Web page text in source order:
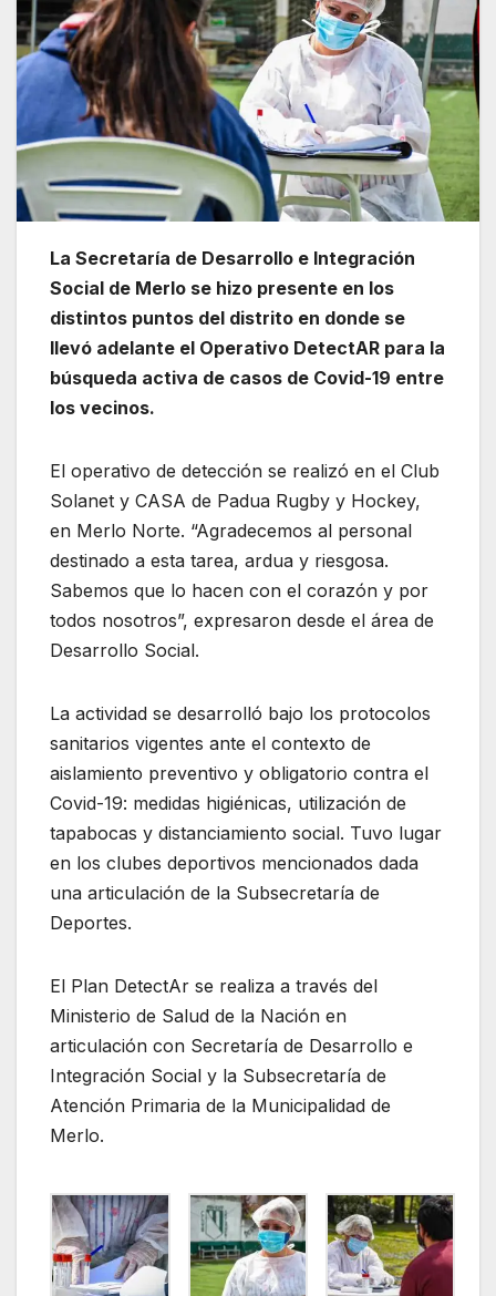
La Secretaría de Desarrollo e Integración
Social de Merlo se hizo presente en los
distintos puntos del distrito en donde se
llevó adelante el Operativo DetectAR para la
búsqueda activa de casos de Covid-19 entre
los vecinos.
El operativo de detección se realizó en el Club
Solanet y CASA de Padua Rugby y Hockey,
en Merlo Norte. “Agradecemos al personal
destinado a esta tarea, ardua y riesgosa.
Sabemos que lo hacen con el corazón y por
todos nosotros”, expresaron desde el área de
Desarrollo Social.
La actividad se desarrolló bajo los protocolos
sanitarios vigentes ante el contexto de
aislamiento preventivo y obligatorio contra el
Covid-19: medidas higiénicas, utilización de
tapabocas y distanciamiento social. Tuvo lugar
en los clubes deportivos mencionados dada
una articulación de la Subsecretaría de
Deportes.
El Plan DetectAr se realiza a través del
Ministerio de Salud de la Nación en
articulación con Secretaría de Desarrollo e
Integración Social y la Subsecretaría de
Atención Primaria de la Municipalidad de
Merlo.